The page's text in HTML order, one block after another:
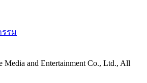
รม
Media and Entertainment Co., Ltd., All